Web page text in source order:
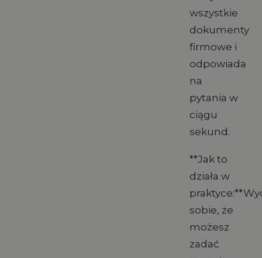
wszystkie
dokumenty
firmowe i
odpowiada
na
pytania w
ciągu
sekund.
**Jak to
działa w
sobie, że
możesz
zadać